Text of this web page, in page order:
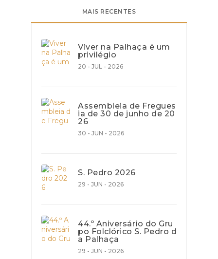
MAIS RECENTES
Viver na Palhaça é um
privilégio
20 - JUL - 2026
Assembleia de Fregues
ia de 30 de junho de 20
26
30 - JUN - 2026
S. Pedro 2026
29 - JUN - 2026
44.º Aniversário do Gru
po Folclórico S. Pedro d
a Palhaça
29 - JUN - 2026